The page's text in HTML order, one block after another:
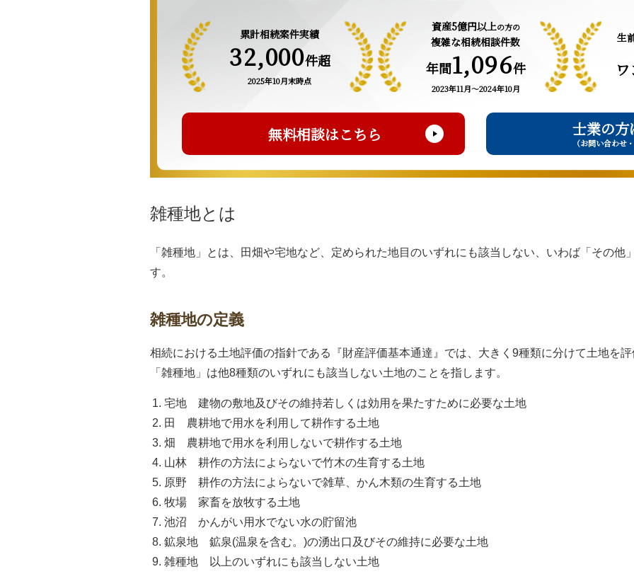
累計相続案件実績
32,000件超
2025年10月末時点
資産5億円以上の方の
複雑な相続相談件数
年間1,096件
2023年11月～2024年10月
生
無料相談はこちら 士業の方
（お問い合わせ
雑種地とは
「雑種地」とは、田畑や宅地など、定められた地目のいずれにも該当しない、いわば「その他
す。
雑種地の定義
相続における土地評価の指針である『財産評価基本通達』では、大きく9種類に分けて土地を
「雑種地」は他8種類のいずれにも該当しない土地のことを指します。
宅地 建物の敷地及びその維持若しくは効用を果たすために必要な土地
田 農耕地で用水を利用して耕作する土地
畑 農耕地で用水を利用しないで耕作する土地
山林 耕作の方法によらないで竹木の生育する土地
原野 耕作の方法によらないで雑草、かん木類の生育する土地
牧場 家畜を放牧する土地
池沼 かんがい用水でない水の貯留池
鉱泉地 鉱泉(温泉を含む。)の湧出口及びその維持に必要な土地
雑種地 以上のいずれにも該当しない土地